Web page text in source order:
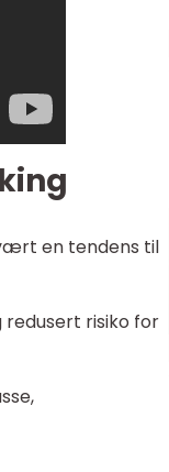
en tendens til
risiko for